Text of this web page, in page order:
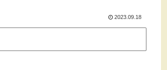
2023.09.18